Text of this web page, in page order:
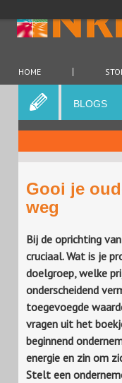
HOME
BLOGS
Gooi je
weg
Bij de oprichting
cruciaal. Wat is je
doelgroep, welke
onderscheidend
toegevoegde
vragen uit het
beginnend
energie en zin om
Stelt een